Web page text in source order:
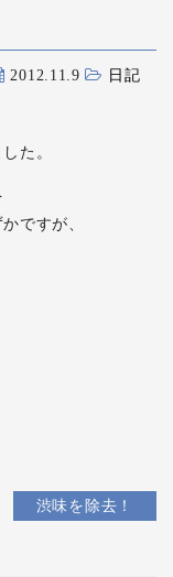
2012.11.9 日記
た。
ですが、
渋味を除去！